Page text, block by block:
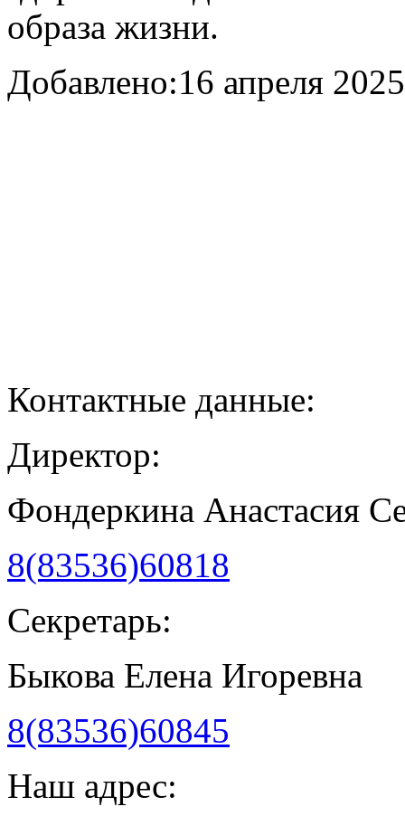
образа жизни.
Добавлено:16 апреля
Контактные данные:
Директор:
Фондеркина Анастасия
8(83536)60818
Секретарь:
Быкова Елена Игоревна
8(83536)60845
Наш адрес: